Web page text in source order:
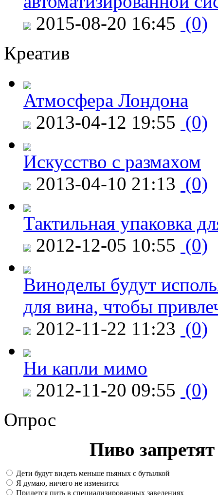
2015-08-20 16:45 (0)
Креатив
Атмосфера Лондона
2013-04-12 19:55 (0)
Искусство с размахом
2013-04-10 21:13 (0)
Тактильная упаковка
2012-12-05 10:55 (0)
Виноделы будут
для вина, чтобы
2012-11-22 11:23 (0)
Ни капли мимо
2012-11-20 09:55 (0)
Опрос
Пиво
Дети будут видеть меньше пьяных с бутылкой
Я думаю, ничего не изменится
Придется пить в специализированных заведениях